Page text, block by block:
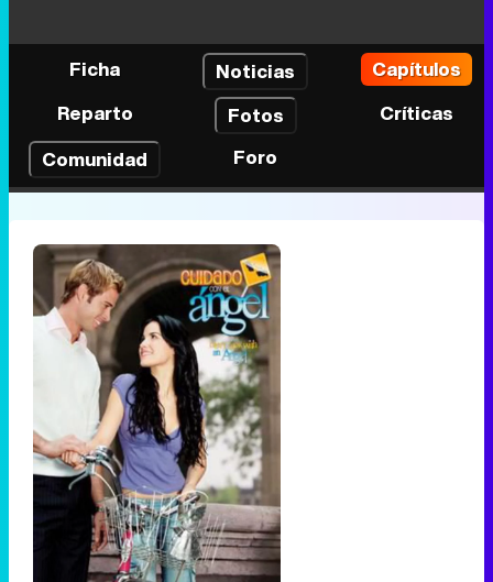
Ficha Noticias
Capítulos
Reparto
Fotos
Críticas
Comunidad
Foro